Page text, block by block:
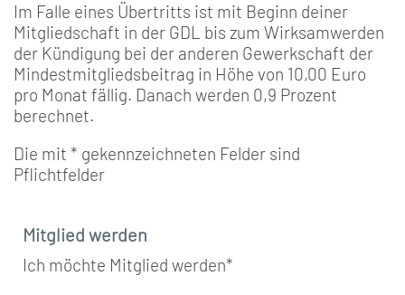
Im Falle eines Übertritts ist mit Beginn deiner
Mitgliedschaft in der GDL bis zum Wirksamwerden
der Kündigung bei der anderen Gewerkschaft der
Mindestmitgliedsbeitrag in Höhe von 10,00 Euro
pro Monat fällig. Danach werden 0,9 Prozent
berechnet.
Die mit * gekennzeichneten Felder sind
Pflichtfelder
Mitglied werden
Ich möchte Mitglied werden*